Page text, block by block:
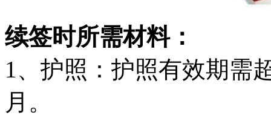
续签时所需材料：
1、护照：护照有效期需
月。